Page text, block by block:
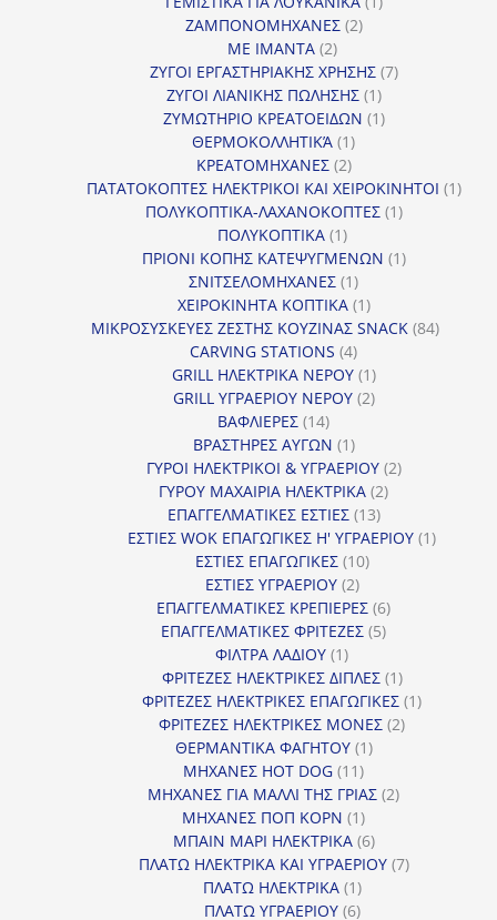
ΖΑΜΠΟΝΟΜΗΧΑΝΕΣ 22
ΜΕ ΙΜΑΝΤΑ 22
προϊόντα
ΖΥΓΟΙ ΕΡΓΑΣΤΗΡΙΑΚΗΣ ΧΡΗΣΗΣ 77
ΖΥΓΟΙ ΛΙΑΝΙΚΗΣ ΠΩΛΗΣΗΣ 11
προϊόν
ΖΥΜΩΤΗΡΙΟ ΚΡΕΑΤΟΕΙΔΩΝ 11
ΘΕΡΜΟΚΟΛΛΗΤΙΚΆ 11
προϊόν
ΚΡΕΑΤΟΜΗΧΑΝΕΣ 22
προϊόντα
ΠΑΤΑΤΟΚΟΠΤΕΣ ΗΛΕΚΤΡΙΚΟΙ ΚΑΙ ΧΕΙΡΟΚΙΝΗΤΟΙ 11
ΠΟΛΥΚΟΠΤΙΚΑ-ΛΑΧΑΝΟΚΟΠΤΕΣ 11
ΠΟΛΥΚΟΠΤΙΚΑ 11
προϊόν
ΠΡΙΟΝΙ ΚΟΠΗΣ ΚΑΤΕΨΥΓΜΕΝΩΝ 11
ΣΝΙΤΣΕΛΟΜΗΧΑΝΕΣ 11
προϊόν
ΧΕΙΡΟΚΙΝΗΤΑ ΚΟΠΤΙΚΑ 11
προϊόν
ΜΙΚΡΟΣΥΣΚΕΥΕΣ ΖΕΣΤΗΣ ΚΟΥΖΙΝΑΣ SNACK 8484
CARVING STATIONS 44
προϊόντα
GRILL ΗΛΕΚΤΡΙΚΑ ΝΕΡΟΥ 11
προϊόν
GRILL ΥΓΡΑΕΡΙΟΥ ΝΕΡΟΥ 22
ΒΑΦΛΙΕΡΕΣ 1414
προϊόντα
ΒΡΑΣΤΗΡΕΣ ΑΥΓΩΝ 11
προϊόν
ΓΥΡΟΙ ΗΛΕΚΤΡΙΚΟΙ & ΥΓΡΑΕΡΙΟΥ 22
ΓΥΡΟΥ ΜΑΧΑΙΡΙΑ ΗΛΕΚΤΡΙΚΑ 22
ΕΠΑΓΓΕΛΜΑΤΙΚΕΣ ΕΣΤΙΕΣ 1313
προϊόντα
ΕΣΤΙΕΣ WOK ΕΠΑΓΩΓΙΚΕΣ Η' ΥΓΡΑΕΡΙΟΥ 11
ΕΣΤΙΕΣ ΕΠΑΓΩΓΙΚΕΣ 1010
ΕΣΤΙΕΣ ΥΓΡΑΕΡΙΟΥ 22
προϊόντα
ΕΠΑΓΓΕΛΜΑΤΙΚΕΣ ΚΡΕΠΙΕΡΕΣ 66
προϊόντα
ΕΠΑΓΓΕΛΜΑΤΙΚΕΣ ΦΡΙΤΕΖΕΣ 55
ΦΙΛΤΡΑ ΛΑΔΙΟΥ 11
προϊόν
ΦΡΙΤΕΖΕΣ ΗΛΕΚΤΡΙΚΕΣ ΔΙΠΛΕΣ 11
προϊόν
ΦΡΙΤΕΖΕΣ ΗΛΕΚΤΡΙΚΕΣ ΕΠΑΓΩΓΙΚΕΣ 11
ΦΡΙΤΕΖΕΣ ΗΛΕΚΤΡΙΚΕΣ ΜΟΝΕΣ 22
ΘΕΡΜΑΝΤΙΚΑ ΦΑΓΗΤΟΥ 11
ΜΗΧΑΝΕΣ HOT DOG 1111
προϊόντα
ΜΗΧΑΝΕΣ ΓΙΑ ΜΑΛΛΙ ΤΗΣ ΓΡΙΑΣ 22
ΜΗΧΑΝΕΣ ΠΟΠ ΚΟΡΝ 11
προϊόν
ΜΠΑΙΝ ΜΑΡΙ ΗΛΕΚΤΡΙΚΑ 66
προϊόντα
ΠΛΑΤΩ ΗΛΕΚΤΡΙΚΑ ΚΑΙ ΥΓΡΑΕΡΙΟΥ 77
ΠΛΑΤΩ ΗΛΕΚΤΡΙΚΑ 11
προϊόν
ΠΛΑΤΩ ΥΓΡΑΕΡΙΟΥ 66